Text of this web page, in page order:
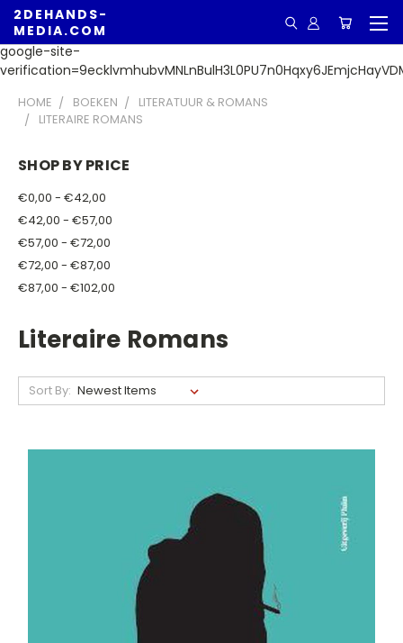
google-site-
2DEHANDS-
MEDIA.COM
HOME BOEKEN
LITERATUUR & ROMANS
LITERAIRE ROMANS
SHOP BY PRICE
€0,00 - €42,00
€42,00 - €57,00
€57,00 - €72,00
€72,00 - €87,00
€87,00 - €102,00
Literaire Romans
Sort By: